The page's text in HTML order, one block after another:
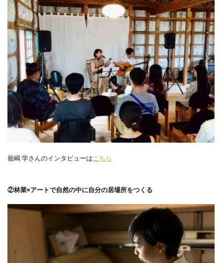
籠嶋 学さんのインタビューはこちら
②林業×アートで自然の中に自分の居場所をつくる